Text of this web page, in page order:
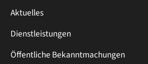
Aktuelles
Dienstleistungen
Öffentliche Bekanntmachungen